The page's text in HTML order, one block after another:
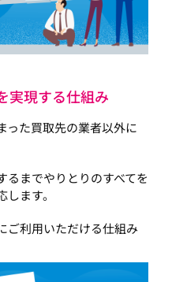
実現する仕組み
った買取先の業者以外に
るまでやりとりのすべてを
ます。
ご利用いただける仕組み